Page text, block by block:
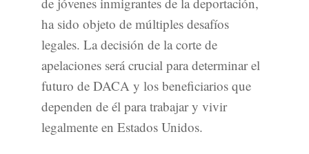
ha sido objeto de múltiples desafíos
legales. La decisión de la corte de
apelaciones será crucial para determinar el
futuro de DACA y los beneficiarios que
dependen de él para trabajar y vivir
legalmente en Estados Unidos.